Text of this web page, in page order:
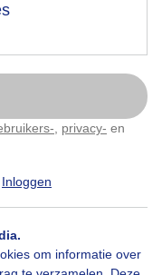
privacy- en
Inloggen
om informatie over
later
passen